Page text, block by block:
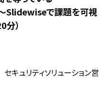
Slidewiseで課題を可視
）
キュリティソリューション営